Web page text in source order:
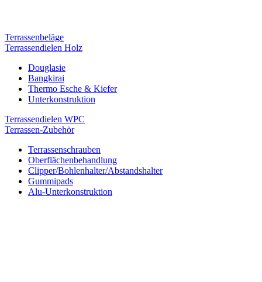
Terrassenbeläge
Terrassendielen Holz
Douglasie
Bangkirai
Thermo Esche & Kiefer
Unterkonstruktion
Terrassendielen WPC
Terrassen-Zubehör
Terrassenschrauben
Oberflächenbehandlung
Clipper/Bohlenhalter/Abstandshalter
Gummipads
Alu-Unterkonstruktion